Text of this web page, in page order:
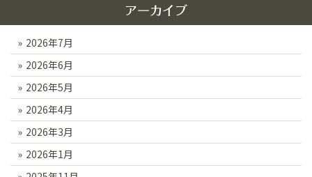
アーカイブ
2026年7月
2026年6月
2026年5月
2026年4月
2026年3月
2026年1月